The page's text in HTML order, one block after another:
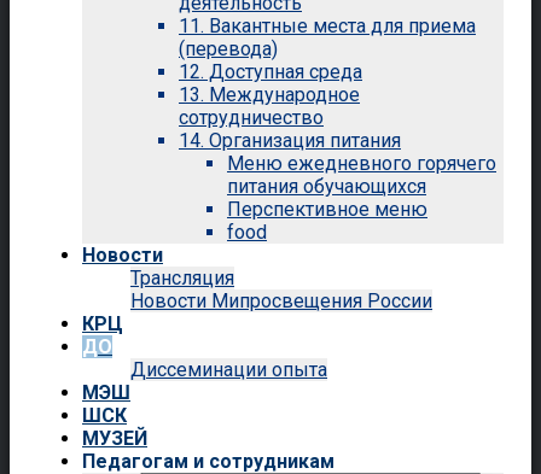
11. Вакантные места для приема
(перевода)
12. Доступная среда
13. Международное
сотрудничество
14. Организация питания
Меню ежедневного горячего
питания обучающихся
Перспективное меню
food
Новости
Трансляция
Новости Мипросвещения России
КРЦ
ДО
Диссеминации опыта
МЭШ
ШСК
МУЗЕЙ
Педагогам и сотрудникам